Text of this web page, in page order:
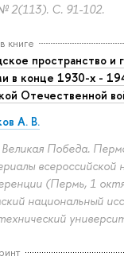
2(113). С. 91-102.
книге
пространство и
в конце 1930-х -
Отечественной
А. В.
Великая Победа.
всероссийской
(Пермь, 1
национальный